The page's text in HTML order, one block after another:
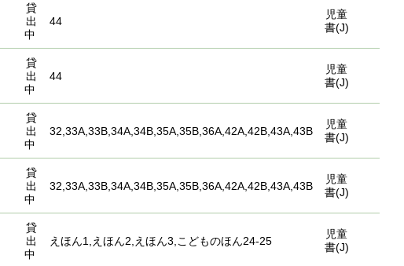
貸
出
中
44
児童
書(J)
貸
出
中
44
児童
書(J)
貸
出
中
32,33A,33B,34A,34B,35A,35B,36A,42A,42B,43A,43B
児童
書(J)
貸
出
中
32,33A,33B,34A,34B,35A,35B,36A,42A,42B,43A,43B
児童
書(J)
貸
出
中
えほん1,えほん2,えほん3,こどものほん24-25
児童
書(J)